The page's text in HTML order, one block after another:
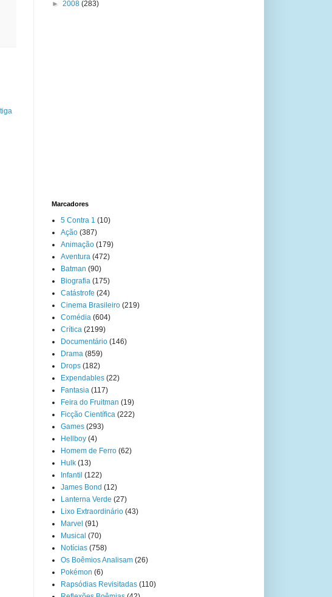
► 2008 (283)
Marcadores
5 Contra 1 (10)
Ação (387)
Animação (179)
Aventura (472)
Batman (90)
Biografia (175)
Catástrofe (24)
Cinema Brasileiro (219)
Comédia (604)
Crítica (2199)
Documentário (146)
Drama (859)
Drops (182)
Expendables (22)
Fantasia (117)
Feira do Fruitman (19)
Ficção Científica (222)
Games (293)
Hellboy (4)
Homem de Ferro (62)
Hulk (13)
Infantil (122)
James Bond (12)
Lanterna Verde (27)
Lixo Extraordinário (43)
Marvel (91)
Musical (70)
Notícias (758)
Os Boêmios Analisam (26)
Pokémon (6)
Rapsódias Revisitadas (110)